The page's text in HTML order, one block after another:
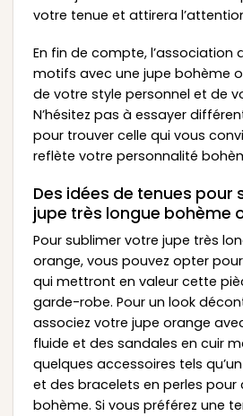
votre tenue et attirera
En fin de compte, l’association
motifs avec une jupe bohème
de votre style personnel et de
N’hésitez pas à essayer
pour trouver celle qui vous
reflète votre personnalité
Des idées de tenues pour
jupe très longue bohème
Pour sublimer votre jupe très
orange, vous pouvez opter
qui mettront en valeur cette
garde-robe. Pour un look
associez votre jupe orange
fluide et des sandales en cuir
quelques accessoires tels
et des bracelets en perles pour
bohème. Si vous préférez une